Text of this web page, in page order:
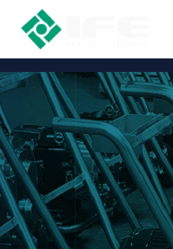
EXCLUSIVAS